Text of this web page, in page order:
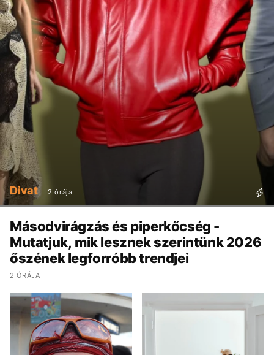
Divat 2 órája
Másodvirágzás és piperkőcség -
Mutatjuk, mik lesznek szerintünk 2026
őszének legforróbb trendjei
2 ÓRÁJA